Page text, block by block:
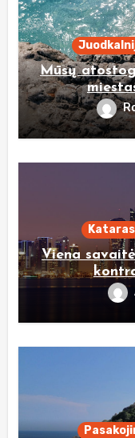
Mūsų
Kataras
Viena